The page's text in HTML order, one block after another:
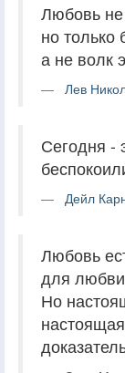
Любовь
но
а не волк
Лев
Сегодня -
Дейл
Любовь
для
Но